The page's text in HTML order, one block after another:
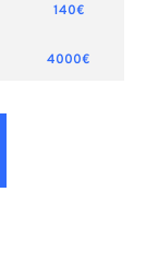
140€
4000€